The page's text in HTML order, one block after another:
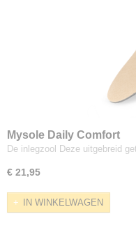
Mysole Daily Comfort
De inlegzool Deze uitgebreid
€ 21,95
IN WINKELWAGEN